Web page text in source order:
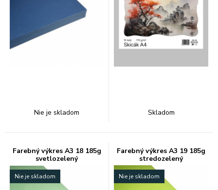
Nie je skladom Skladom
Farebný výkres A3 18 185g
svetlozelený
Nie je skladom
Farebný výkres A3 19 185g
stredozelený
Nie je skladom